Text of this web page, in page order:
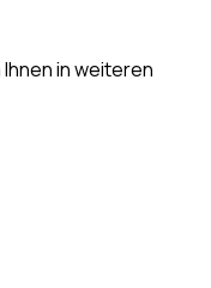
in weiteren